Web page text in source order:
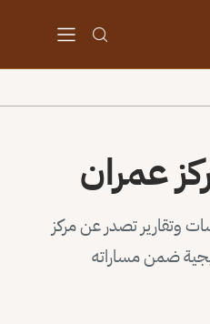
عمران
وتقارير تصدر عن مركز
ضمن مساراته